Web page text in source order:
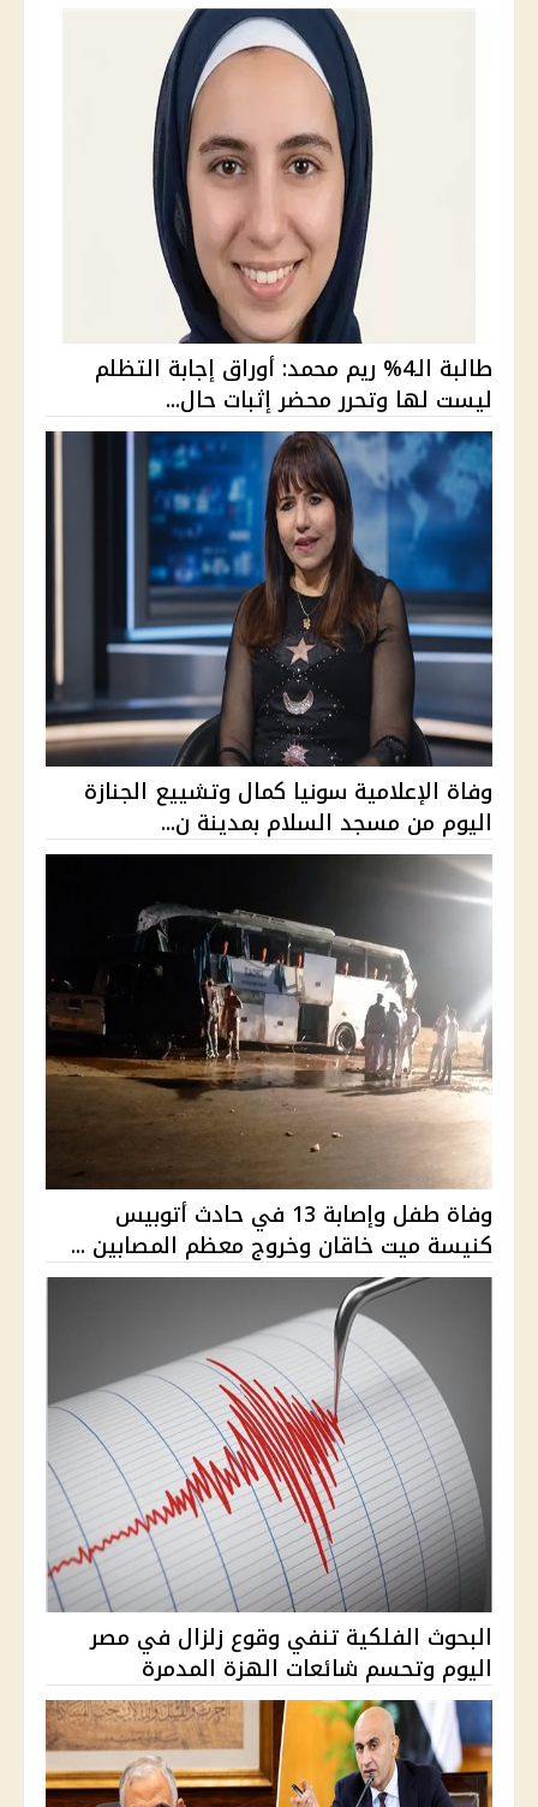
طالبة الـ4% ريم محمد: أوراق إجابة التظلم
ليست لها وتحرر محضر إثبات حال...
وفاة الإعلامية سونيا كمال وتشييع الجنازة
اليوم من مسجد السلام بمدينة ن...
وفاة طفل وإصابة 13 في حادث أتوبيس
كنيسة ميت خاقان وخروج معظم المصابين ...
البحوث الفلكية تنفي وقوع زلزال في مصر
اليوم وتحسم شائعات الهزة المدمرة